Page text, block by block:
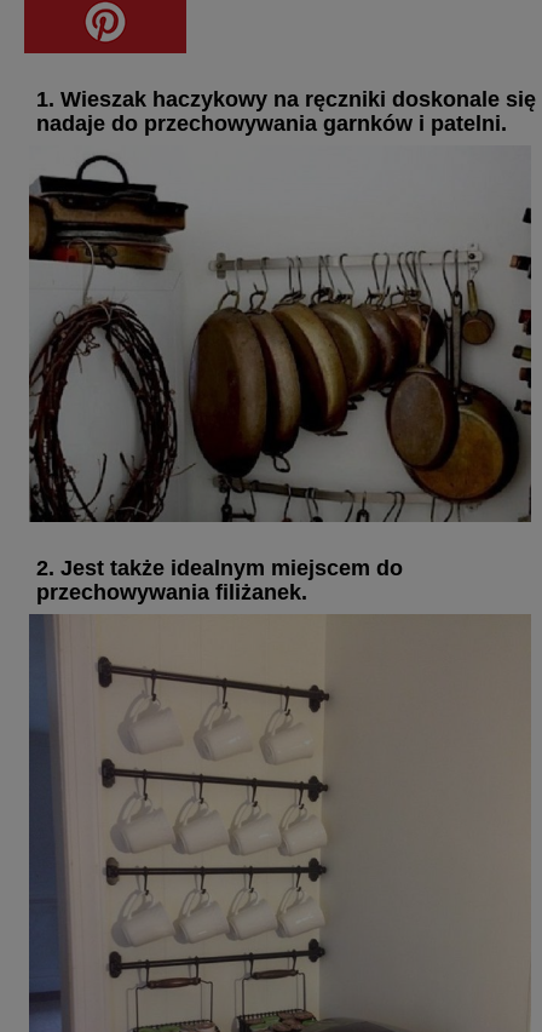
1. Wieszak haczykowy na ręczniki doskonale się
nadaje do przechowywania garnków i patelni.
2. Jest także idealnym miejscem do
przechowywania filiżanek.